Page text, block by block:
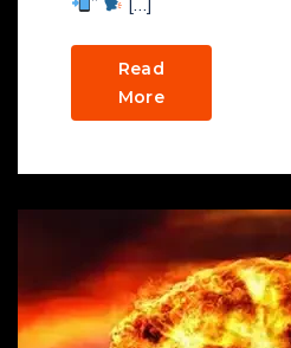
Read
More